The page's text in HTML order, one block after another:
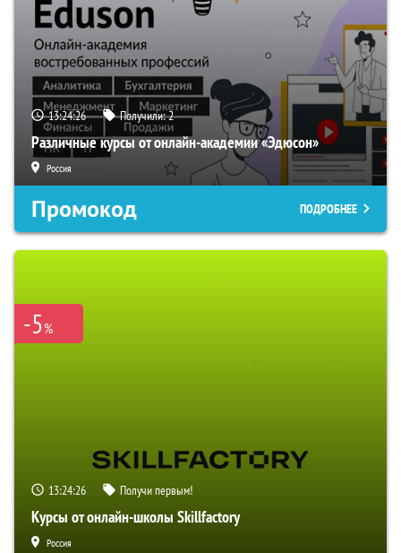
13:24:25 Получили:2
Различные курсы от онлайн-академии «Эдюсон»
Россия
Промокод ПОДРОБНЕЕ
-5%
13:24:25 Получи первым!
Курсы от онлайн-школы Skillfactory
Россия